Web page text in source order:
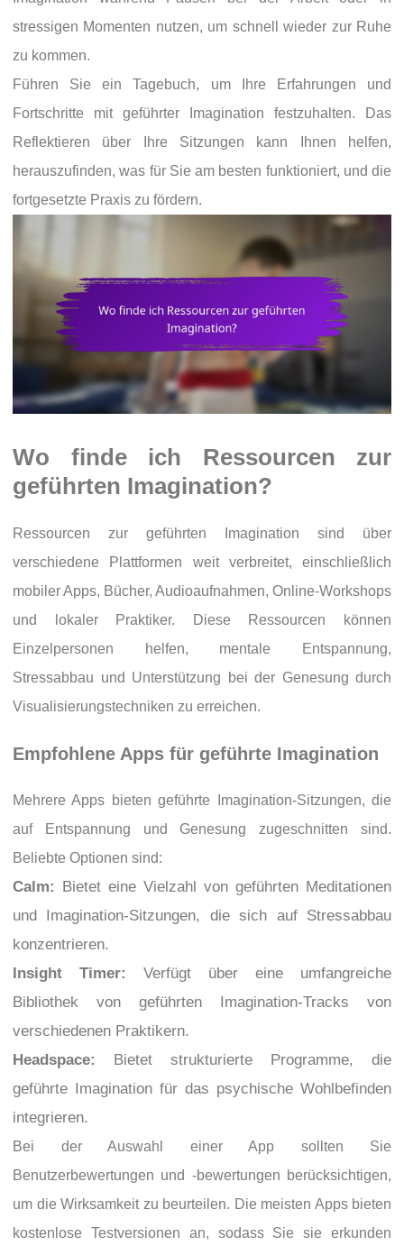
stressigen Momenten nutzen, um schnell wieder zur Ruhe
zu kommen.
Führen Sie ein Tagebuch, um Ihre Erfahrungen und
Fortschritte mit geführter Imagination festzuhalten. Das
Reflektieren über Ihre Sitzungen kann Ihnen helfen,
herauszufinden, was für Sie am besten funktioniert, und die
fortgesetzte Praxis zu fördern.
Wo finde ich Ressourcen zur
geführten Imagination?
Ressourcen zur geführten Imagination sind über
verschiedene Plattformen weit verbreitet, einschließlich
mobiler Apps, Bücher, Audioaufnahmen, Online-Workshops
und lokaler Praktiker. Diese Ressourcen können
Einzelpersonen helfen, mentale Entspannung,
Stressabbau und Unterstützung bei der Genesung durch
Visualisierungstechniken zu erreichen.
Empfohlene Apps für geführte Imagination
Mehrere Apps bieten geführte Imagination-Sitzungen, die
auf Entspannung und Genesung zugeschnitten sind.
Beliebte Optionen sind:
Calm: Bietet eine Vielzahl von geführten Meditationen
und Imagination-Sitzungen, die sich auf Stressabbau
konzentrieren.
Insight Timer:
Verfügt über eine umfangreiche
Bibliothek von geführten Imagination-Tracks von
verschiedenen Praktikern.
Headspace:
Bietet strukturierte Programme, die
geführte Imagination für das psychische Wohlbefinden
integrieren.
Bei der Auswahl einer App sollten Sie
Benutzerbewertungen und -bewertungen berücksichtigen,
um die Wirksamkeit zu beurteilen. Die meisten Apps bieten
kostenlose Testversionen an, sodass Sie sie erkunden